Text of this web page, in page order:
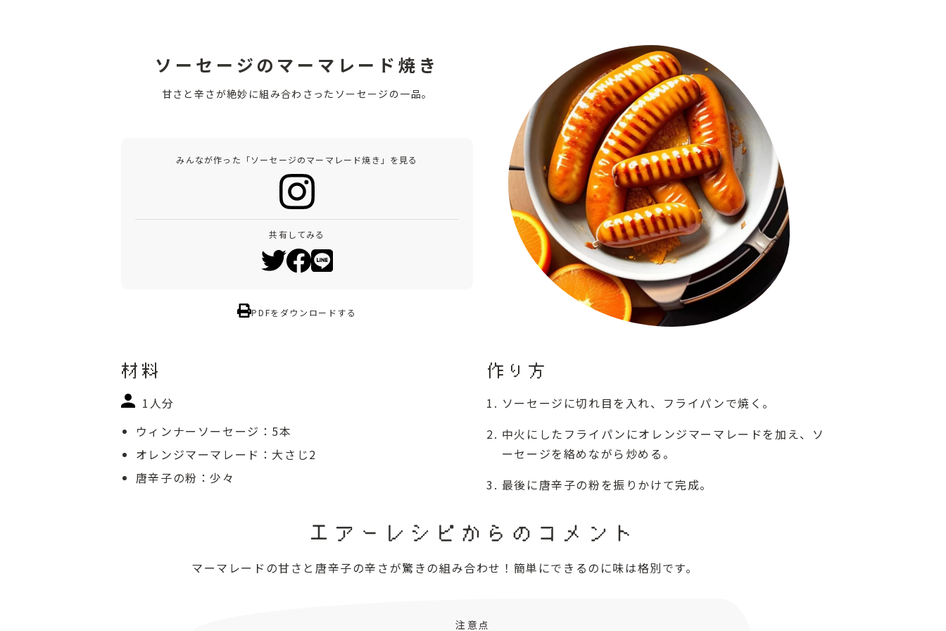
ソーセージのマーマレード焼き
甘さと辛さが絶妙に組み合わさったソーセージの一品。
みんなが作った「ソーセージのマーマレード焼き」を見る
共有してみる
PDFをダウンロードする
材料
1人分
ウィンナーソーセージ：5本
オレンジマーマレード：大さじ2
唐辛子の粉：少々
作り方
ソーセージに切れ目を入れ、フライパンで焼く。
中火にしたフライパンにオレンジマーマレードを加え、ソ
ーセージを絡めながら炒める。
最後に唐辛子の粉を振りかけて完成。
エアーレシピからのコメント
マーマレードの甘さと唐辛子の辛さが驚きの組み合わせ！簡単にできるのに味は格別です。
注意点